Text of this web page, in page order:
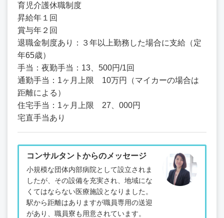
育児介護休職制度
昇給年１回
賞与年２回
退職金制度あり：３年以上勤務した場合に支給（定
年65歳）
手当：夜勤手当：13、500円/1回
通勤手当：1ヶ月上限 10万円（マイカーの場合は
距離による）
住宅手当：1ヶ月上限 27、000円
宅直手当あり
コンサルタントからのメッセージ
小規模な団体内部病院として設立されま
したが、その設備を充実され、地域にな
くてはならない医療施設となりました。
駅から距離はありますが職員専用の送迎
があり、職員寮も用意されています。